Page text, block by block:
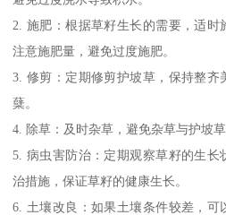
2. 施肥：根据草籽生长的需要，适
注意施肥量，避免过度施肥。
3. 修剪：定期修剪护坡草，保持整齐
蘖。
4. 除草：及时杂草，避免杂草与护坡草
5. 病虫害防治：定期观察草籽的生
治措施，保证草籽的健康生长。
6. 土壤改良：如果土壤条件较差，可